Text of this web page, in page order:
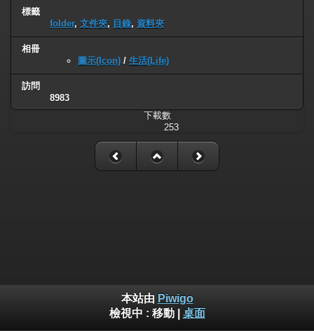
標籤
folder, 文件夾, 目錄, 資料夾
相冊
圖示(Icon) / 生活(Life)
訪問
8983
下載數
253
本站由 Piwigo
檢視中 : 移動| 桌面